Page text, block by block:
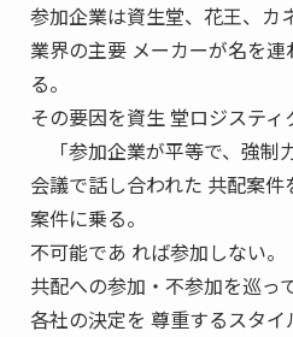
参加企業は資生堂、花王、カ
業界の主要 メーカーが名を
る。
その要因を資生 堂ロジスティ
「参加企業が平等で、強制
会議で話し合われた 共配案
案件に乗る。
不可能であ れば参加しない。
共配への参加・不参加を巡っ
各社の決定を 尊重するスタ